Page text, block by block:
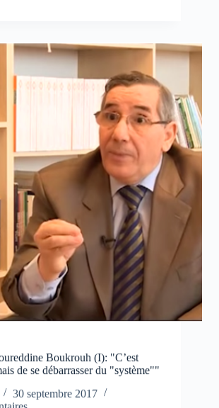
Boukrouh (I): "C’est
de se débarrasser du "système""
30 septembre 2017